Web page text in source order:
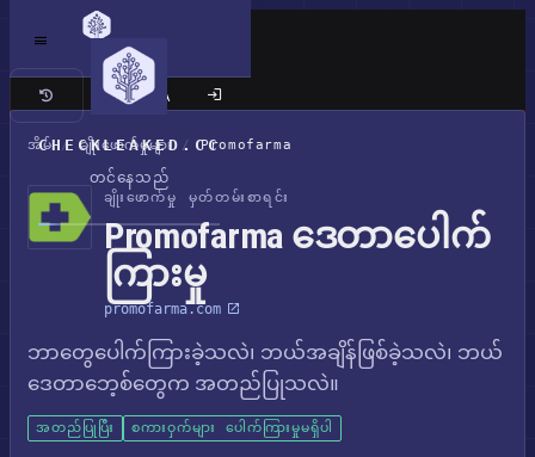
CHECKLEAKED.CC
တင်နေသည်
ကလက်စစ် ဆိုက်
အိမ် / ချိုးဖောက်မှုများ / Promofarma
ချိုးဖောက်မှု မှတ်တမ်းစာရင်း
Promofarma ဒေတာပေါက်
ကြားမှု
promofarma.com
ဘာတွေပေါက်ကြားခဲ့သလဲ၊ ဘယ်အချိန်ဖြစ်ခဲ့သလဲ၊ ဘယ်
ဒေတာဘေ့စ်တွေက အတည်ပြုသလဲ။
အတည်ပြုပြီး စကားဝှက်များ ပေါက်ကြားမှုမရှိပါ